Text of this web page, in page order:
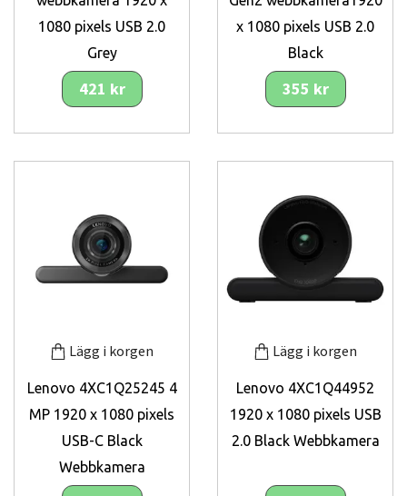
1080 pixels USB 2.0
Grey
421 kr
x 1080 pixels USB 2.0
Black
355 kr
Lägg i korgen
Lenovo 4XC1Q25245 4
MP 1920 x 1080 pixels
USB-C Black
Webbkamera
Lägg i korgen
Lenovo 4XC1Q44952
1920 x 1080 pixels USB
2.0 Black Webbkamera